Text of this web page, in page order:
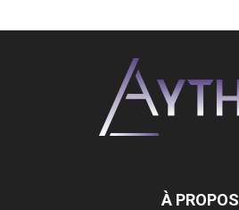
À PROPOS